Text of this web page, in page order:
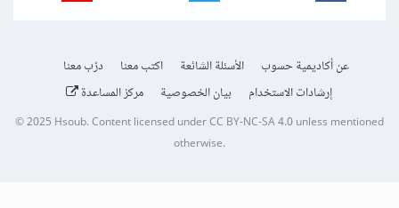
عن أكاديمية حسوب الأسئلة الشائعة اكتب معنا
درّب معنا
إرشادات الاستخدام
بيان الخصوصية مركز المساعدة
© 2025Hsoub.Content licensed underCC BY-NC-SA 4.0unless mentioned
otherwise.